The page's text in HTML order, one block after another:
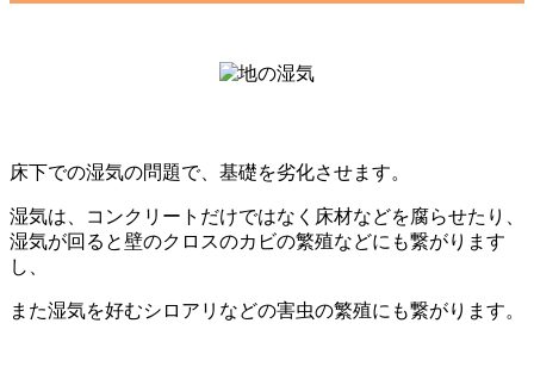
床下での湿気の問題で、基礎を劣化させます。
湿気は、コンクリートだけではなく床材などを腐らせたり、
湿気が回ると壁のクロスのカビの繁殖などにも繋がります
し、
また湿気を好むシロアリなどの害虫の繁殖にも繋がります。